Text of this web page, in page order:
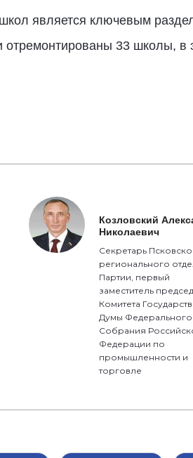
является ключевым
33 школы, в
Козловский
Николаевич
Секретарь
регионального
Партии, первый
заместитель
Комитета
Думы Федерального
Собрания
Федерации по
промышленности и
торговле